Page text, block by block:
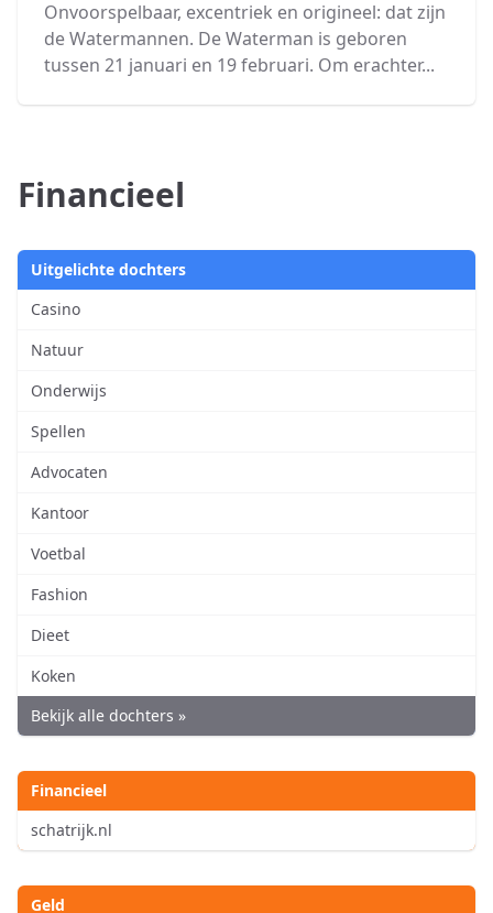
Onvoorspelbaar, excentriek en origineel: dat zijn
de Watermannen. De Waterman is geboren
tussen 21 januari en 19 februari. Om erachter...
Financieel
Uitgelichte dochters
Casino
Natuur
Onderwijs
Spellen
Advocaten
Kantoor
Voetbal
Fashion
Dieet
Koken
Bekijk alle dochters »
Financieel
schatrijk.nl
Geld